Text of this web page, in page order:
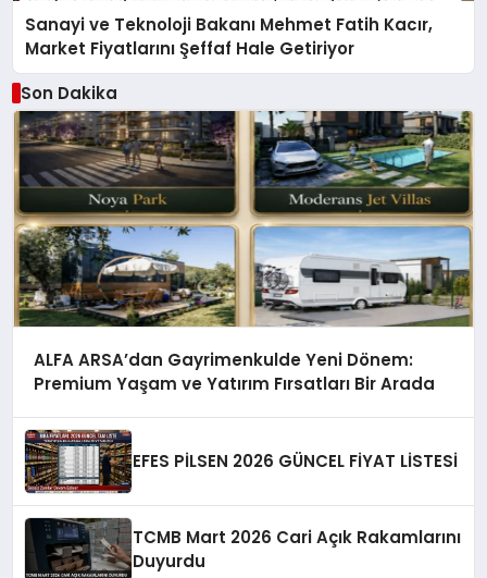
Sanayi ve Teknoloji Bakanı Mehmet Fatih Kacır,
Market Fiyatlarını Şeffaf Hale Getiriyor
Son Dakika
ALFA ARSA’dan Gayrimenkulde Yeni Dönem:
Premium Yaşam ve Yatırım Fırsatları Bir Arada
EFES PİLSEN 2026 GÜNCEL FİYAT LİSTESİ
TCMB Mart 2026 Cari Açık Rakamlarını
Duyurdu